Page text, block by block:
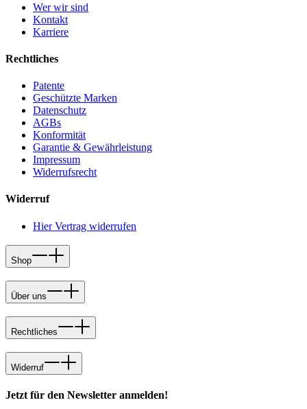
Wer wir sind
Kontakt
Karriere
Rechtliches
Patente
Geschützte Marken
Datenschutz
AGBs
Konformität
Garantie & Gewährleistung
Impressum
Widerrufsrecht
Widerruf
Hier Vertrag widerrufen
Shop
Über uns
Rechtliches
Widerruf
Jetzt für den Newsletter anmelden!